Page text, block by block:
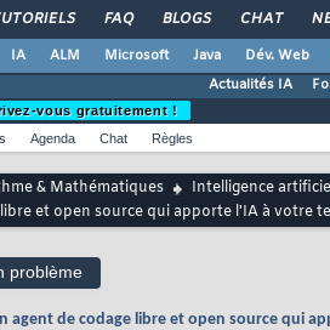
FAQ BLOGS CHAT
IA ALM Microsoft Java Dév. Web
Actualités IA
vous gratuitement !
Agenda Chat Règles
& Mathématiques
Intelligence
et open source qui apporte l'IA à votre
problème
agent de codage libre et open source qui